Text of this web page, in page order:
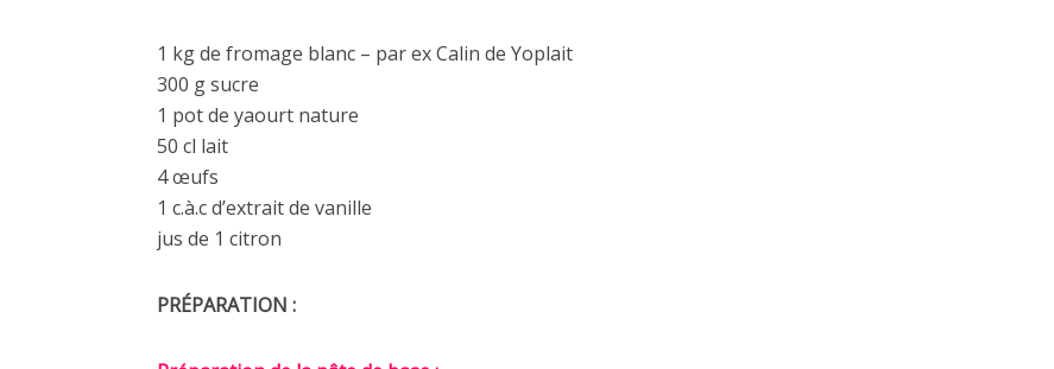
1 kg de fromage blanc – par ex Calin de Yoplait
300 g sucre
1 pot de yaourt nature
50 cl lait
4 œufs
1 c.à.c d’extrait de vanille
jus de 1 citron
PRÉPARATION :